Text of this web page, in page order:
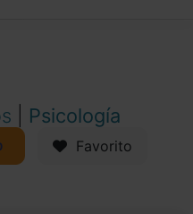
Psicología
Favorito